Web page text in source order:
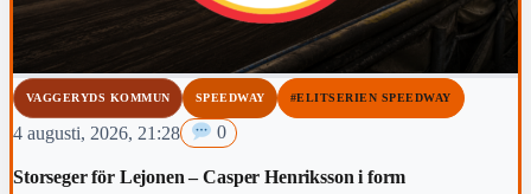
VAGGERYDS KOMMUN SPEEDWAY #ELITSERIEN SPEEDWAY
4 augusti, 2026, 21:28 0
Storseger för Lejonen – Casper Henriksson i form